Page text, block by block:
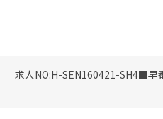
求人NO:H-SEN160421-SH4■早